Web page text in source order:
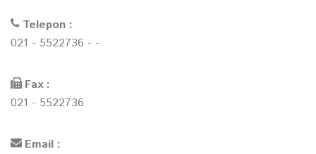
Telepon :
021 - 5522736 - -
Fax :
021 - 5522736
Email :